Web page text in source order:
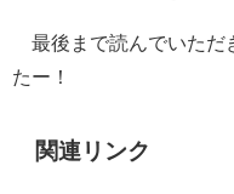
最後まで読んでいただ
たー！
関連リンク